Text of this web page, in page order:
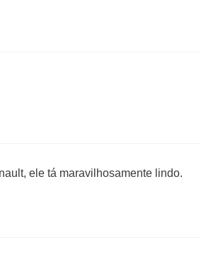
ele tá maravilhosamente lindo.